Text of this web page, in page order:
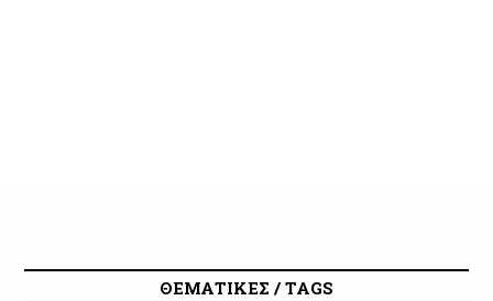
ΘΕΜΑΤΙΚΕΣ / TAGS